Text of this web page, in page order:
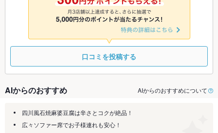
◎ ◎ ◎ ◎
口コミを投稿する
AIからのおすすめ AIからのおすすめについて
四川風石焼麻婆豆腐は辛さとコクが絶品！
広々ソファー席でお子様連れも安心！